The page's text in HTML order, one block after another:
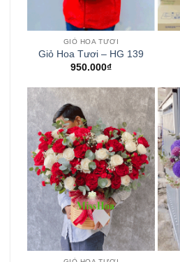
GIỎ HOA TƯƠI
Giỏ Hoa Tươi – HG 139
950.000₫